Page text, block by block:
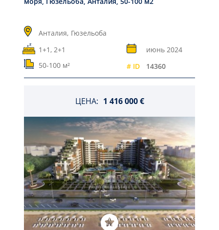
Анталия, Гюзельоба
1+1, 2+1
июнь 2024
50-100 м²
# ID 14360
ЦЕНА: 1 416 000 €